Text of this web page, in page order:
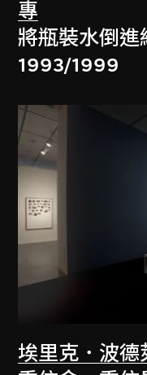
專
將瓶裝水倒進
1993/1999
埃里克．波德